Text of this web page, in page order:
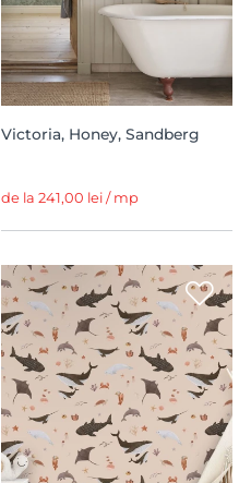
Victoria, Honey, Sandberg
de la 241,00 lei / mp